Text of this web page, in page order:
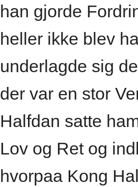
han gjorde
heller ikke blev
underlagde sig
der var en stor
Halfdan satte
Lov og Ret og
hvorpaa Kong